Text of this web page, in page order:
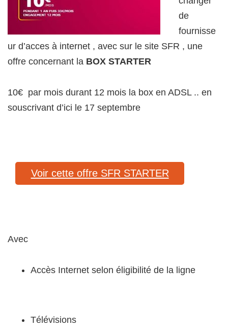
de
fournisse
ur d’acces à internet , avec sur le site SFR , une
offre concernant la BOX STARTER
10€ par mois durant 12 mois la box en ADSL .. en
souscrivant d’ici le 17 septembre
Voir cette offre SFR STARTER
Avec
Accès Internet selon éligibilité de la ligne
Télévisions